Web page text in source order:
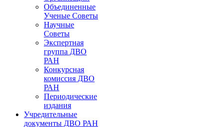
Объединенные
Ученые Советы
Научные
Советы
Экспертная
группа ДВО
РАН
Конкурсная
комиссия ДВО
РАН
Периодические
издания
Учредительные
документы ДВО РАН